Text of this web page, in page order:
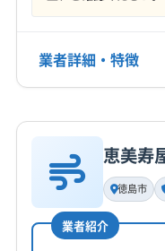
非公開
公式サイトなし
業者詳細・特徴
基本情報
代表者名
非公開
所在地
恵美寿
徳島市
業者紹介